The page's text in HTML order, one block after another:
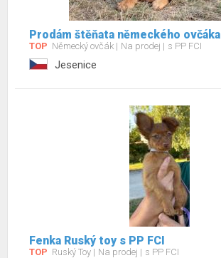
Prodám štěňata německého ovčáka
TOP Německý ovčák Na prodej s PP FCI
Jesenice
Fenka Ruský toy s PP FCI
TOP Ruský Toy Na prodej s PP FCI